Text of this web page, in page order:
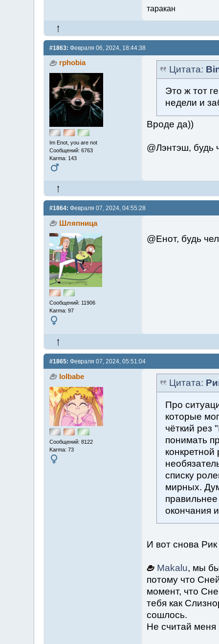
таракан
#1863: Февраля 06, 2024, 18:44:38
rphobia
Im Enot, you are not
Сообщений: 6763
Karma: 143
Цитата:
Это ж тот
недели и
Вроде да))
@Лэнтэш, будь
#1864: Февраля 07, 2024, 04:55:28
Шляпница
Сообщений: 11906
Karma: 97
@Енот, будь
#1865: Февраля 07, 2024, 05:51:04
lolbabe
Сообщений: 8122
Karma: 73
Цитата:
Про
которые
чёткий рез
понимать
списку
мирных.
окончания
И вот снова
Makalu, мы
потому что
момент, что
тебя как
сошлось.
Не считай меня